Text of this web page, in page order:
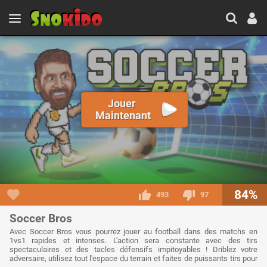
Jouer
Maintenant
493 97 84%
Soccer Bros
Avec Soccer Bros vous pourrez jouer au football dans des matchs en
1vs1 rapides et intenses. L'action sera constante avec des tirs
spectaculaires et des tacles défensifs impitoyables ! Driblez votre
adversaire, utilisez tout l'espace du terrain et faites de puissants tirs pour